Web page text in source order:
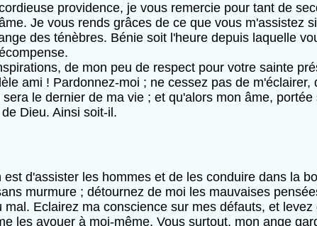
providence, je vous remercie pour tant de
Je vous rends grâces de ce que vous m'assistez
des ténèbres. Bénie soit l'heure depuis laquelle
de mon peu de respect pour votre sainte
ami ! Pardonnez-moi ; ne cessez pas de m'éclairer,
le dernier de ma vie ; et qu'alors mon âme,
Dieu. Ainsi soit-il.
d'assister les hommes et de les conduire dans la
murmure ; détournez de moi les mauvaises
Eclairez ma conscience sur mes défauts, et
les avouer à moi-même. Vous surtout, mon ange